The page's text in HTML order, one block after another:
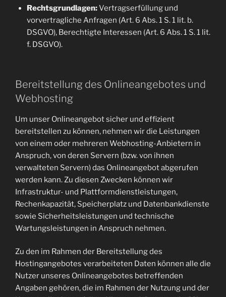
Rechtsgrundlagen:Vertragserfüllung und
vorvertragliche Anfragen (Art. 6 Abs. 1 S. 1 lit. b.
DSGVO), Berechtigte Interessen (Art. 6 Abs. 1 S. 1 lit.
f. DSGVO).
Bereitstellung des Onlineangebotes und
Webhosting
Um unser Onlineangebot sicher und effizient
bereitstellen zu können, nehmen wir die Leistungen
von einem oder mehreren Webhosting-Anbietern in
Anspruch, von deren Servern (bzw. von ihnen
verwalteten Servern) das Onlineangebot abgerufen
werden kann. Zu diesen Zwecken können wir
Infrastruktur- und Plattformdienstleistungen,
Rechenkapazität, Speicherplatz und Datenbankdienste
sowie Sicherheitsleistungen und technische
Wartungsleistungen in Anspruch nehmen.
Zu den im Rahmen der Bereitstellung des
Hostingangebotes verarbeiteten Daten können alle die
Nutzer unseres Onlineangebotes betreffenden
Angaben gehören, die im Rahmen der Nutzung und der